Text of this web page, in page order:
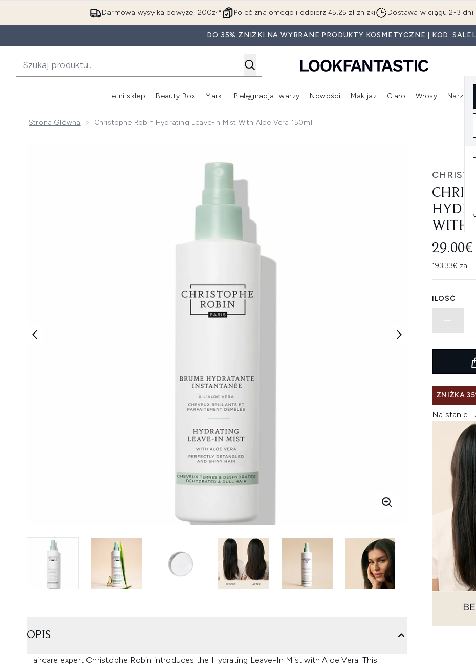
Przejdź do głównej treści
Darmowa wysyłka powyżej 200zł* Poleć znajomego i odbierz 45.25 zł zniżki Dostawa w ciągu 2-3 dni
DO 35% ZNIŻKI NA WYBRANE PRODUKTY KOSMETYCZNE | KOD:
Letni sklep Beauty Box
Wejdź do podmenu (Beauty Box)
Marki
Wejdź do podmenu (Marki)
Pielęgnacja twarzy
Wejdź do podmenu (Pielęgnacja twarzy)
Nowości
Wejdź do podmenu (Nowości)
Makijaż
Wejdź do podmenu
Ciało Włosy
Strona Główna Christophe Robin Hydrating Leave-In Mist With Aloe Vera 150ml
WITH
29.00€
193.33€ za L
ILOŚĆ
ZNIŻKA
Na stanie |
OPIS
Haircare expert Christophe Robin introduces the Hydrating Leave-In Mist with Aloe Vera. This